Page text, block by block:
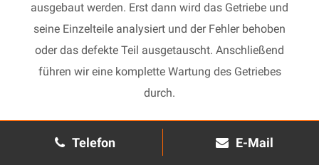
Telefon E-Mail
ausgebaut werden. Erst dann wird das Getriebe und
seine Einzelteile analysiert und der Fehler behoben
oder das defekte Teil ausgetauscht. Anschließend
führen wir eine komplette Wartung des Getriebes
durch.
2. Manuelles Getriebe:
Die Reparatur eines komplexen
Schaltgetriebes ist äußerst aufwendig und benötigt